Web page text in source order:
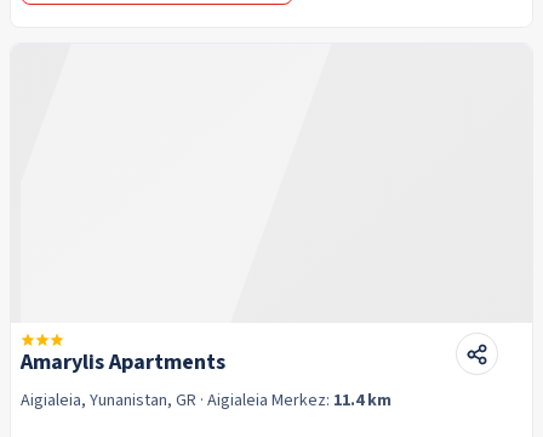
Amarylis Apartments
Aigialeia, Yunanistan, GR · Aigialeia Merkez: 11.4 km